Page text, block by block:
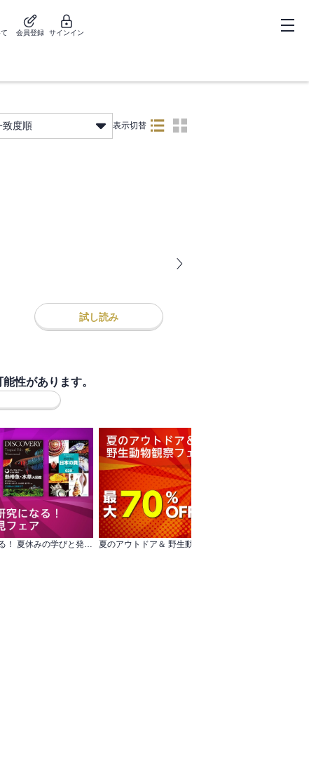
会員登録 サインイン
致度順 表示切替
試し読み
性があります。
好きなことが自由研究になる！ 夏休みの学びと発見フェア 夏のアウトドア＆ 野生動物観察フェア